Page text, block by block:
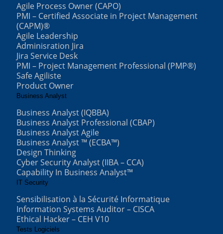
Agile Process Owner (CAPO)
PMI – Certified Associate in Project Management
(CAPM)®
Agile Leadership
Adminisration Jira
Jira Service Desk
PMI – Project Management Professional (PMP®)
Safe Agiliste
Product Owner
Business Analyst
Business Analyst (IQBBA)
Business Analyst Professional (CBAP)
Business Analyst Agile
Business Analyst ™ (ECBA™)
Design Thinking
Cyber Security Analyst (IIBA – CCA)
Capability In Business Analyst™
IT Security
Sensibilisation à la Sécurité Informatique
Information Systems Auditor – CISCA
Ethical Hacker – CEH V10
Tests Logiciels